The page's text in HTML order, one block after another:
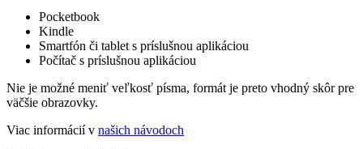
Pocketbook
Kindle
Smartfón či tablet s príslušnou aplikáciou
Počítač s príslušnou aplikáciou
Nie je možné meniť veľkosť písma, formát je preto vhodný skôr pre
väčšie obrazovky.
Viac informácií v našich návodoch